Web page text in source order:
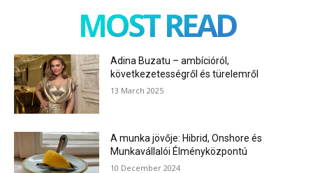
MOST READ
Adina Buzatu – ambícióról,
következetességről és türelemről
13 March 2025
A munka jövője: Hibrid, Onshore és
Munkavállalói Élményközpontú
10 December 2024